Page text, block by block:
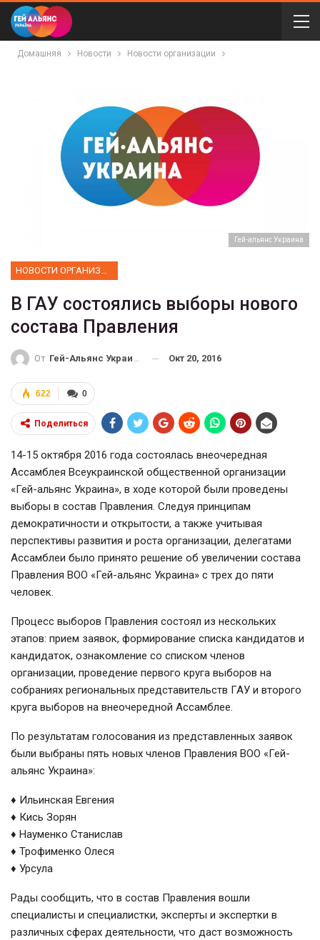
Домашняя Новости Новости организации
Гей-альянс Украина
В ГАУ состоялись выборы нового
состава Правления
От Гей-Альянс Украина Окт 20, 2016
0
622
Поделиться
14-15 октября 2016 года состоялась внеочередная
Ассамблея Всеукраинской общественной организации
«Гей-альянс Украина», в ходе которой были проведены
выборы в состав Правления. Следуя принципам
демократичности и открытости, а также учитывая
перспективы развития и роста организации, делегатами
Ассамблеи было принято решение об увеличении состава
Правления ВОО «Гей-альянс Украина» с трех до пяти
человек.
Процесс выборов Правления состоял из нескольких
этапов: прием заявок, формирование списка кандидатов и
кандидаток, ознакомление со списком членов
организации, проведение первого круга выборов на
собраниях региональных представительств ГАУ и второго
круга выборов на внеочередной Ассамблее.
По результатам голосования из представленных заявок
были выбраны пять новых членов Правления ВОО «Гей-
альянс Украина»:
♦ Ильинская Евгения
♦ Кись Зорян
♦ Науменко Станислав
♦ Трофименко Олеся
♦ Урсула
Рады сообщить, что в состав Правления вошли
специалисты и специалистки, эксперты и экспертки в
различных сферах деятельности, что даст возможность